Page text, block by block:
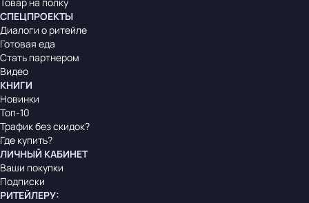
Товар на полку
СПЕЦПРОЕКТЫ
Диалоги о ритейле
Готовая еда
Стать партнером
Видео
КНИГИ
Новинки
Топ-10
Трафик без скидок?
Где купить?
ЛИЧНЫЙ КАБИНЕТ
Ваши покупки
Подписки
РИТЕЙЛЕРУ: